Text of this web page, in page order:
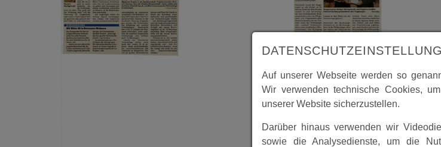
Auf unserer Webseite werden so
Wir verwenden technische Cookies,
unserer Website sicherzustellen.
Darüber hinaus verwenden wir
sowie die Analysedienste, um die